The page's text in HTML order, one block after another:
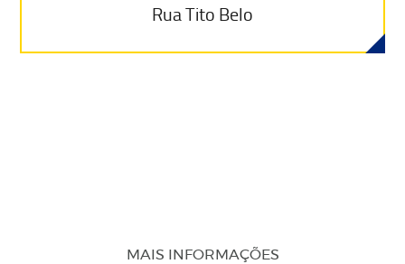
Rua Tito Belo
MAIS INFORMAÇÕES